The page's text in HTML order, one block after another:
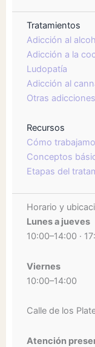
Tratamientos
Adicción al
Adicción a la
Ludopatía
Adicción al
Otras adicciones
Recursos
Cómo
Conceptos
Etapas del
Horario y
Lunes a jueves
10:00–14:00 ·
Viernes
10:00–14:00
Calle de los
Atención